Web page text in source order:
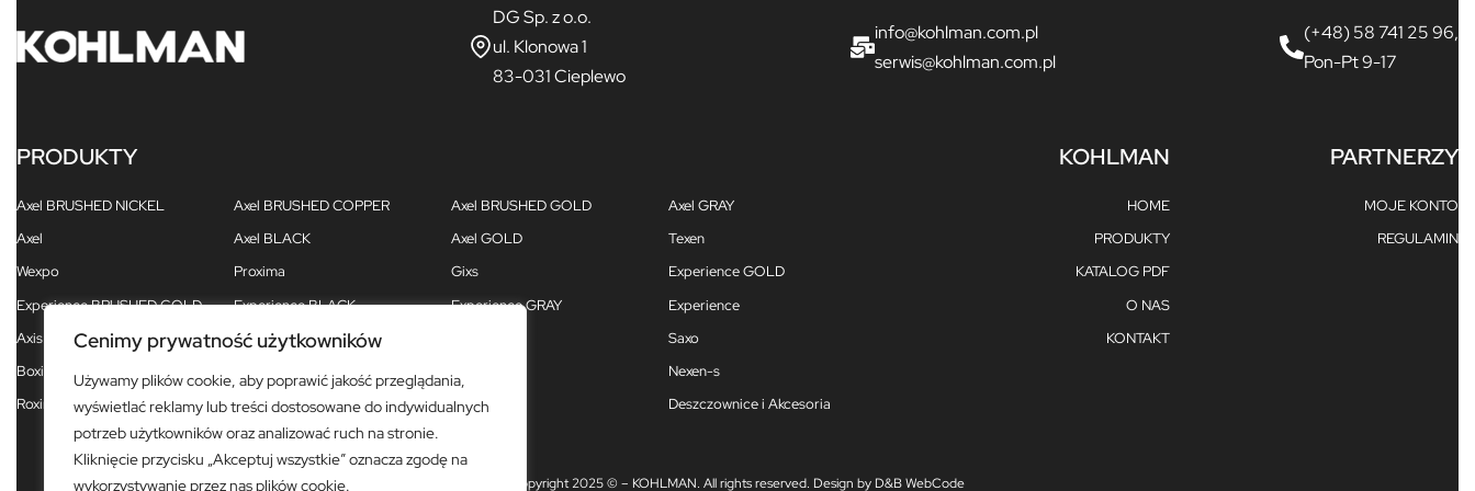
Cenimy prywatność użytkowników
Używamy plików cookie, aby poprawić jakość przeglądania,
wyświetlać reklamy lub treści dostosowane do indywidualnych
potrzeb użytkowników oraz analizować ruch na stronie.
Kliknięcie przycisku „Akceptuj wszystkie” oznacza zgodę na
wykorzystywanie przez nas plików cookie.
DG Sp. z o.o.
ul. Klonowa 1
83-031 Cieplewo
info@kohlman.com.pl
serwis@kohlman.com.pl
(+48) 58 741 25 96,
Pon-Pt 9-17
PRODUKTY
Axel BRUSHED NICKEL Axel BRUSHED COPPER Axel BRUSHED GOLD
Axel GRAY
Axel
Axel BLACK Axel GOLD
Texen
Wexpo
Proxima Gixs
Experience GOLD
Experience BRUSHED GOLD
Experience BLACK Experience GRAY
Experience
Axis
Excelent
Saxo
Boxine
Dexame Nexen
Nexen-s
Roxin BLACK
Roxin Maxima Deszczownice i Akcesoria
KOHLMAN
HOME
PRODUKTY
KATALOG PDF
O NAS
KONTAKT
PARTNERZY
MOJE KONTO
REGULAMIN
Copyright 2025 © – KOHLMAN. All rights reserved. Design by D&B WebCode